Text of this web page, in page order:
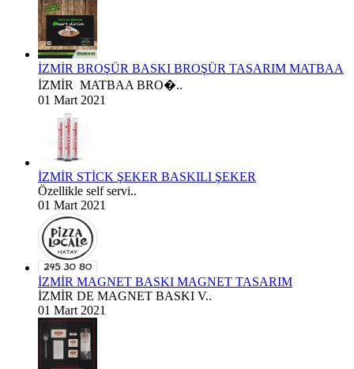
İZMİR BROŞÜR BASKI BROŞÜR TASARIM MATBAA
İZMİR MATBAA BRO�..
01 Mart 2021
İZMİR STİCK ŞEKER BASKILI ŞEKER
Özellikle self servi..
01 Mart 2021
İZMİR MAGNET BASKI MAGNET TASARIM
İZMİR DE MAGNET BASKI V..
01 Mart 2021